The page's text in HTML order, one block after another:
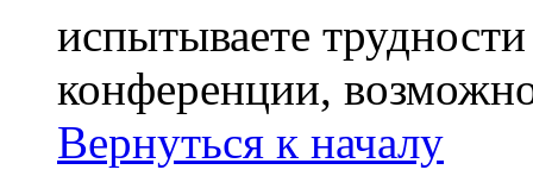
испытываете
конференции,
Вернуться к началу